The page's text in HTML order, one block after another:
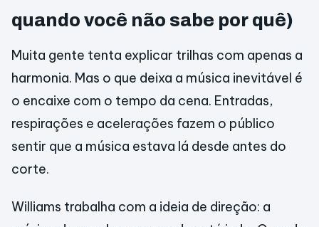
quando você não sabe por quê)
Muita gente tenta explicar trilhas com apenas a
harmonia. Mas o que deixa a música inevitável é
o encaixe com o tempo da cena. Entradas,
respirações e acelerações fazem o público
sentir que a música estava lá desde antes do
corte.
Williams trabalha com a ideia de direção: a